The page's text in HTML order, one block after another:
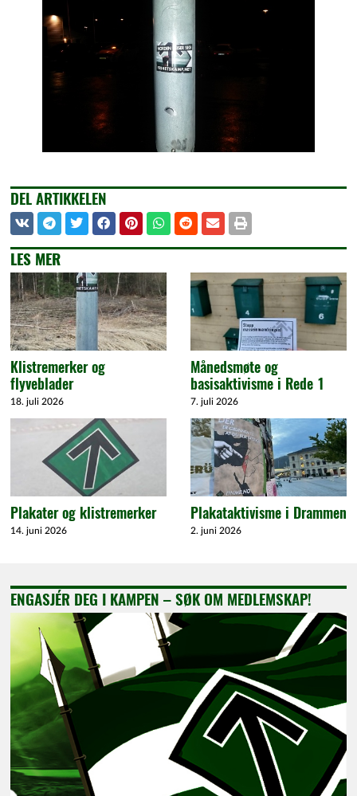
LES MER
Klistremerker og
flyveblader
18. juli 2026
Månedsmøte og
basisaktivisme i Rede 1
7. juli 2026
Plakater og klistremerker
14. juni 2026
Plakataktivisme i Drammen
2. juni 2026
DEL ARTIKKELEN
ENGASJÉR DEG I KAMPEN – SØK OM MEDLEMSKAP!